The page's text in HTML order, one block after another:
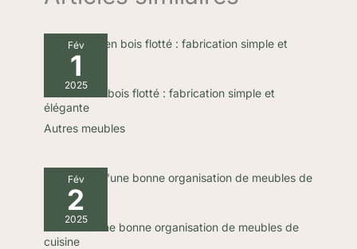
instantanément enveloppé de chaleur, les flammes vacillantes
chaud et paisible pour vous
Fév
1
2025
Meubles en bois flotté : fabrication simple et
élégante
Autres meubles
Fév
2
2025
Secrets d’une bonne organisation de meubles de
cuisine